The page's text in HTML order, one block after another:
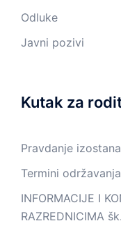
Odluke
Javni pozivi
Kutak za
Pravdanje
Termini
INFORMACIJE I
RAZREDNICIMA